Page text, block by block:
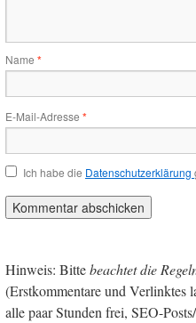
Name *
E-Mail-Adresse *
Ich habe die Datenschutzerklärung
Hinweis: Bittebeachtet die
(Erstkommentare und Verlinktes
alle paar Stunden frei, SEO-